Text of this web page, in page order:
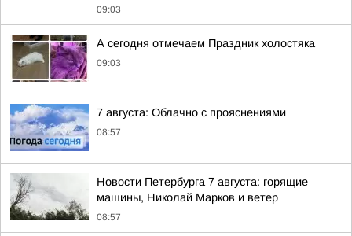
09:03
А сегодня отмечаем Праздник холостяка
09:03
7 августа: Облачно с прояснениями
08:57
Новости Петербурга 7 августа: горящие
машины, Николай Марков и ветер
08:57